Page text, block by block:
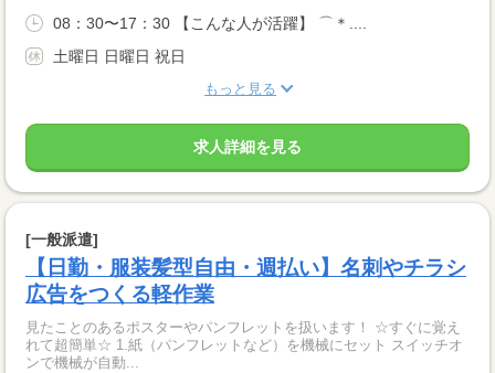
08：30〜17：30 【こんな人が活躍】 ⌒＊....
土曜日 日曜日 祝日
もっと見る
求人詳細を見る
[一般派遣]
【日勤・服装髪型自由・週払い】名刺やチラシ
広告をつくる軽作業
見たことのあるポスターやパンフレットを扱います！ ☆すぐに覚え
れて超簡単☆ 1.紙（パンフレットなど）を機械にセット スイッチオ
ンで機械が自動...